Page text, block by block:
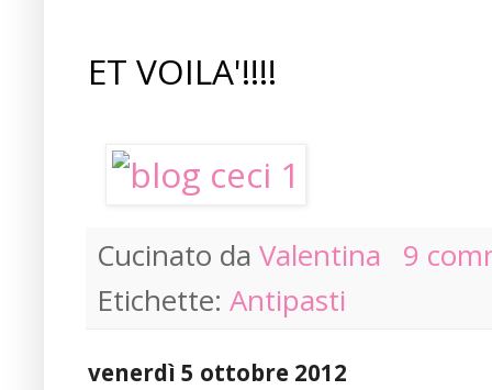
ET VOILA'!!!!
Cucinato da Valentina
9
Etichette: Antipasti
venerdì 5 ottobre 2012